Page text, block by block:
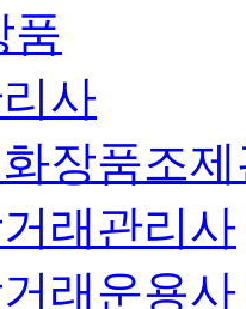
품
사
장품조
래관리사
래운용사